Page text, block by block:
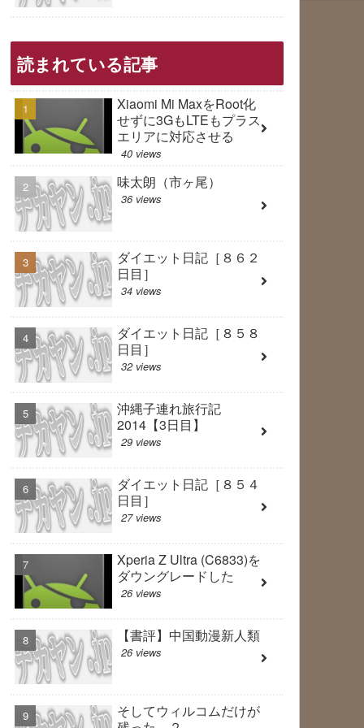
読まれている記事
Xiaomi Mi MaxをRoot化
せずに3GもLTEもプラス
エリアに対応させる
40 views
味太朗（市ヶ尾）
36 views
ダイエット日記［８６２
日目］
34 views
ダイエット日記［８５８
日目］
32 views
沖縄子連れ旅行記
2014【3日目】
29 views
ダイエット日記［８５４
日目］
27 views
Xperia Z Ultra (C6833)を
ダウングレードした
26 views
【書評】中国動漫新人類
26 views
そしてウィルコムだけが